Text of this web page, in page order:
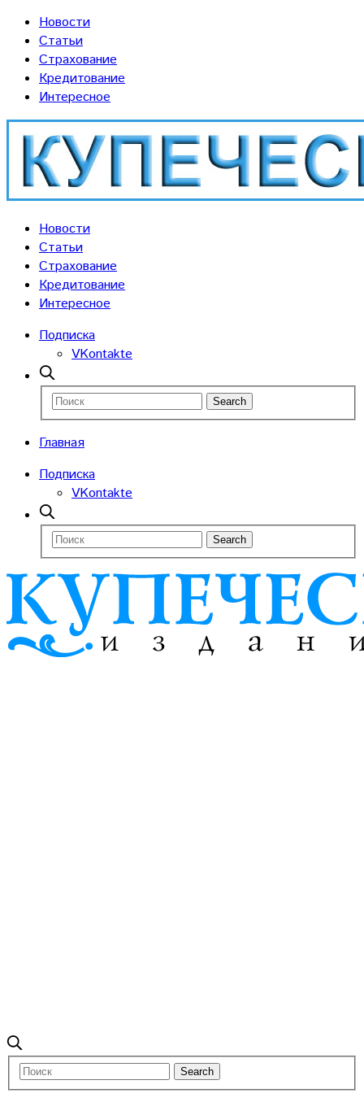
Новости
Статьи
Страхование
Кредитование
Интересное
Новости
Статьи
Страхование
Кредитование
Интересное
Подписка
VKontakte
Главная
Подписка
VKontakte